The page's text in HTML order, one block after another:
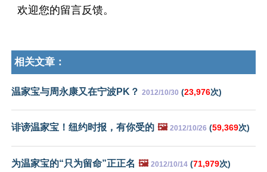
欢迎您的留言反馈。
相关文章：
温家宝与周永康又在宁波PK？ 2012/10/30 (23,976次)
诽谤温家宝！纽约时报，有你受的 🖼️ 2012/10/26 (59,369次)
为温家宝的“只为留命”正正名 🖼️ 2012/10/14 (71,979次)